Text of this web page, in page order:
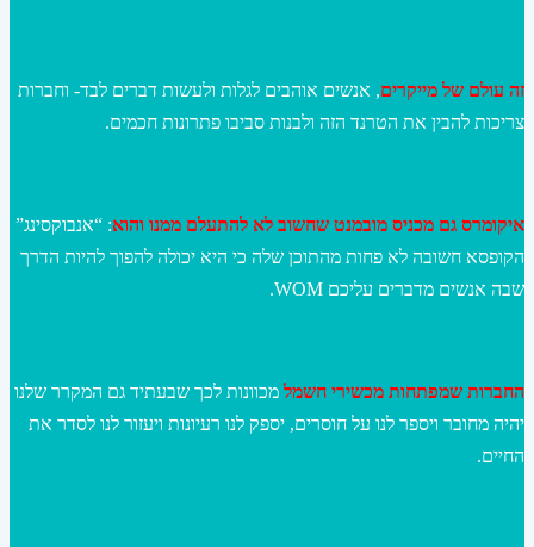
זה עולם של מייקרים, אנשים אוהבים לגלות ולעשות דברים לבד- וחברות
צריכות להבין את הטרנד הזה ולבנות סביבו פתרונות חכמים.
איקומרס גם מכניס מובמנט שחשוב לא להתעלם ממנו והוא: “אנבוקסינג”
הקופסא חשובה לא פחות מהתוכן שלה כי היא יכולה להפוך להיות הדרך
שבה אנשים מדברים עליכם WOM.
החברות שמפתחות מכשירי חשמל מכוונות לכך שבעתיד גם המקרר שלנו
יהיה מחובר ויספר לנו על חוסרים, יספק לנו רעיונות ויעזור לנו לסדר את
החיים.